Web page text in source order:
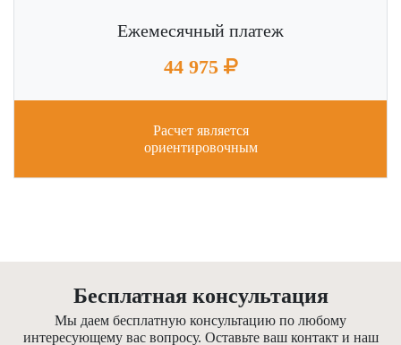
Ежемесячный платеж
44 975
Расчет является
ориентировочным
Бесплатная консультация
Мы даем бесплатную консультацию по любому
интересующему вас вопросу. Оставьте ваш контакт и наш